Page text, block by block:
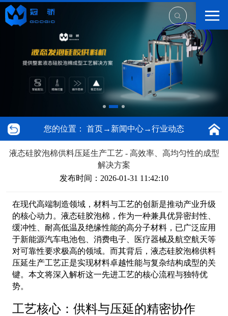
您的位置： 首页→ 新闻中心→行业动态
液态硅胶泡棉供料压延生产工艺 - 高效率、高均匀性的成型
解决方案
发布时间：2026-01-31 11:42:10
在现代高端制造领域，材料与工艺的创新是推动产业升级
的核心动力。液态硅胶泡棉，作为一种兼具优异密封性、
缓冲性、耐高低温及绝缘性能的高分子材料，已广泛应用
于新能源汽车电池包、消费电子、医疗器械及航空航天等
对可靠性要求极高的领域。而其背后，液态硅胶泡棉供料
压延生产工艺正是实现材料卓越性能与复杂结构成型的关
键。本文将深入解析这一先进工艺的核心流程与独特优
势。
工艺核心：供料与压延的精密协作